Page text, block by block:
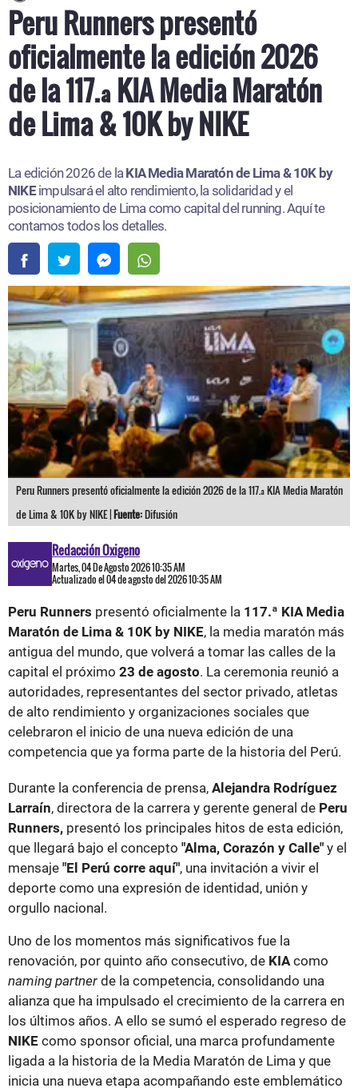
Peru Runners presentó
oficialmente la edición 2026
de la 117.ª KIA Media Maratón
de Lima & 10K by NIKE
La edición 2026 de la KIA Media Maratón de Lima & 10K by
NIKEimpulsará el alto rendimiento, la solidaridad y el
posicionamiento de Lima como capital del running. Aquí te
contamos todos los detalles.
Peru Runners presentó oficialmente la edición 2026 de la 117.ª KIA Media Maratón
de Lima & 10K by NIKE |Fuente:Difusión
Redacción Oxigeno
Martes, 04 De Agosto 2026 10:35 AM
Actualizado el 04 de agosto del 2026 10:35 AM
Peru Runners presentó oficialmente la 117.ª KIA Media
Maratón de Lima & 10K by NIKE, la media maratón más
antigua del mundo, que volverá a tomar las calles de la
capital el próximo 23 de agosto. La ceremonia reunió a
autoridades, representantes del sector privado, atletas
de alto rendimiento y organizaciones sociales que
celebraron el inicio de una nueva edición de una
competencia que ya forma parte de la historia del Perú.
Durante la conferencia de prensa, Alejandra Rodríguez
Larraín, directora de la carrera y gerente general de Peru
Runners, presentó los principales hitos de esta edición,
que llegará bajo el concepto "Alma, Corazón y Calle" y el
mensaje "El Perú corre aquí", una invitación a vivir el
deporte como una expresión de identidad, unión y
orgullo nacional.
Uno de los momentos más significativos fue la
renovación, por quinto año consecutivo, de KIAcomo
naming partner de la competencia, consolidando una
alianza que ha impulsado el crecimiento de la carrera en
los últimos años. A ello se sumó el esperado regreso de
NIKE como sponsor oficial, una marca profundamente
ligada a la historia de la Media Maratón de Lima y que
inicia una nueva etapa acompañando este emblemático